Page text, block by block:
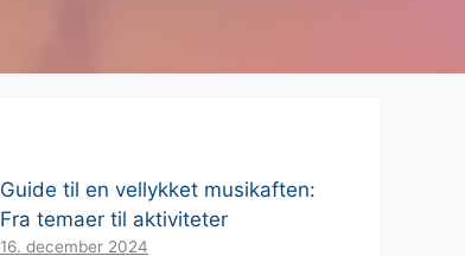
Guide til en vellykket musikaften:
Fra temaer til aktiviteter
16. december 2024